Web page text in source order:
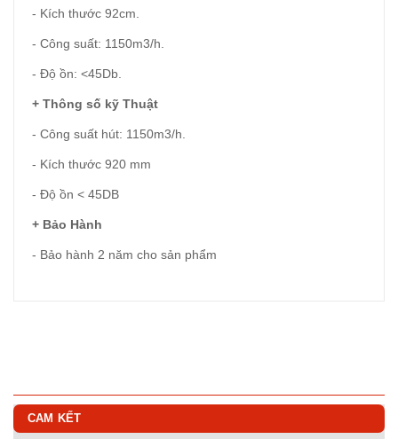
- Kích thước 92cm.
- Công suất: 1150m3/h.
- Độ ồn: <45Db.
+ Thông số kỹ Thuật
- Công suất hút: 1150m3/h.
- Kích thước 920 mm
- Độ ồn < 45DB
+ Bảo Hành
- Bảo hành 2 năm cho sản phẩm
CAM KẾT